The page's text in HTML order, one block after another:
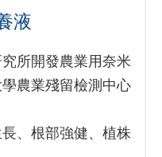
液
所開發農業用奈米
農業殘留檢測中心
、根部強健、植株